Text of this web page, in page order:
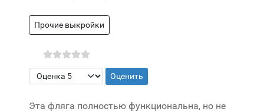
Прочие выкройки
Пожалуйста, оцените
Эта фляга полностью функциональна, но не